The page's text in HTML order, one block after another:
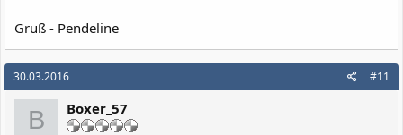
Gruß - Pendeline
30.03.2016 #11
B Boxer_57